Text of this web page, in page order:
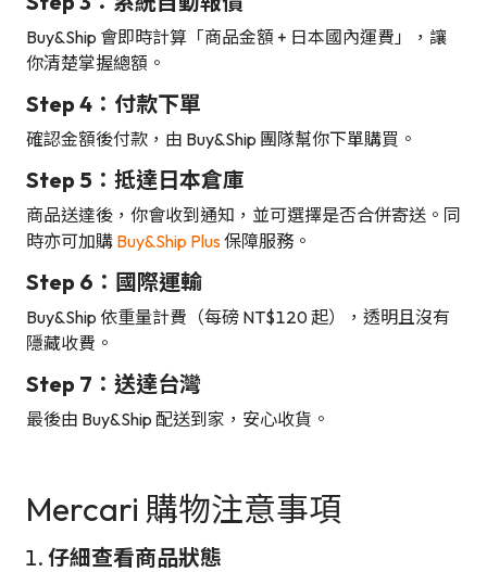
Buy&Ship 會即時計算「商品金額 + 日本國內運費」，讓
你清楚掌握總額。
Step 4：付款下單
確認金額後付款，由 Buy&Ship 團隊幫你下單購買。
Step 5：抵達日本倉庫
商品送達後，你會收到通知，並可選擇是否合併寄送。同
時亦可加購 Buy&Ship Plus保障服務。
Step 6：國際運輸
Buy&Ship 依重量計費（每磅 NT$120 起），透明且沒有
隱藏收費。
Step 7：送達台灣
最後由 Buy&Ship 配送到家，安心收貨。
Mercari 購物注意事項
仔細查看商品狀態